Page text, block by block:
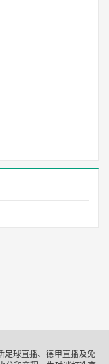
足球直播、德甲直播及免